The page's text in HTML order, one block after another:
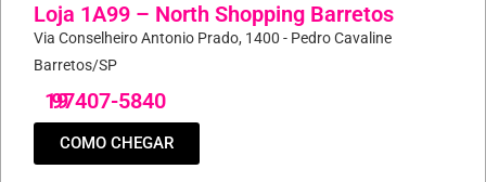
Loja 1A99 – North Shopping Barretos
Via Conselheiro Antonio Prado, 1400 - Pedro Cavaline
Barretos/SP
19
97407-5840
COMO CHEGAR